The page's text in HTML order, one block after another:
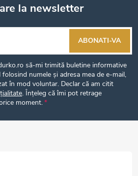
la newsletter
să-mi trimită buletine informative
numele și adresa mea de e-mail,
în mod voluntar. Declar că am citit
. Înțeleg că îmi pot retrage
moment.
ABONATI-VA